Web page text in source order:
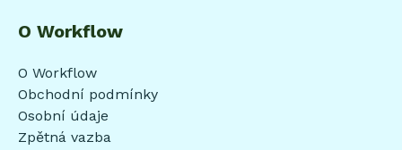
O Workflow
O Workflow
Obchodní podmínky
Osobní údaje
Zpětná vazba